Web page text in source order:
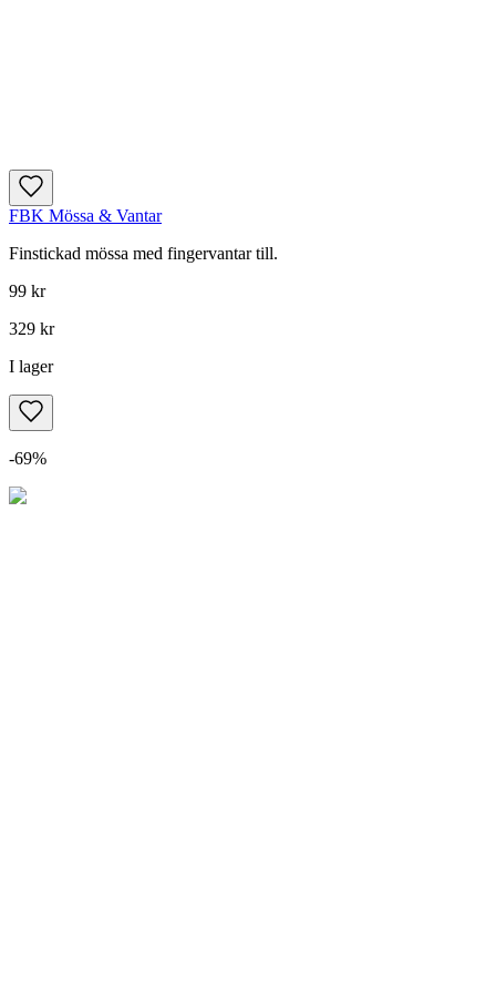
FBK Mössa & Vantar
Finstickad mössa med fingervantar till.
99 kr
329 kr
I lager
-69%